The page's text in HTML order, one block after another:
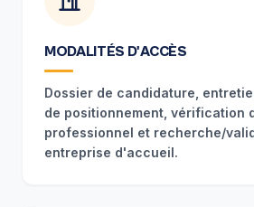
MODALITÉS D'ACCÈS
Dossier de candidature,
de positionnement, vérification
professionnel et recherche/
entreprise d'accueil.